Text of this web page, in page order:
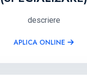
descriere
APLICA ONLINE